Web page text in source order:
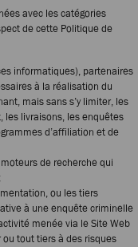
avec les catégories
de cette Politique de
informatiques), partenaires
à la réalisation du
mais sans s’y limiter, les
les livraisons, les enquêtes
d’affiliation et de
de recherche qui
ou les tiers
à une enquête criminelle
menée via le Site Web
tout tiers à des risques